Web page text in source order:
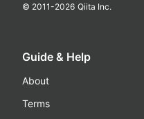
© 2011-2026 Qiita Inc.
Guide & Help
About
Terms